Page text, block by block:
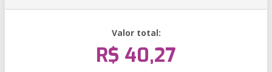
Valor total:
R$ 40,27